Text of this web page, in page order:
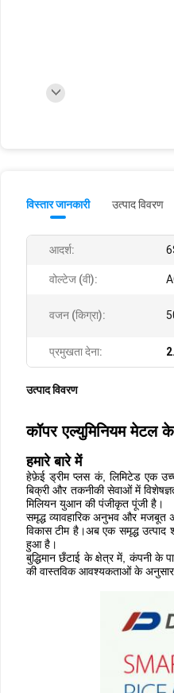
विस्तार जानकारी उत्पाद विवरण
आदर्श:
वोल्टेज (वी):
वजन (किग्रा):
प्रमुखता देना:
उत्पाद विवरण
कॉपर एल्युमिनियम मेटल
हमारे बारे में
हेफ़ेई ड्रीम प्लस कं, लिमिटेड एक
बिक्री और तकनीकी सेवाओं में
मिलियन युआन की पंजीकृत पूंजी है।
समृद्ध व्यावहारिक अनुभव और
विकास टीम है।अब एक समृद्ध उत्पाद
हुआ है।
बुद्धिमान छँटाई के क्षेत्र में, कंपनी के
की वास्तविक आवश्यकताओं के अनुसार